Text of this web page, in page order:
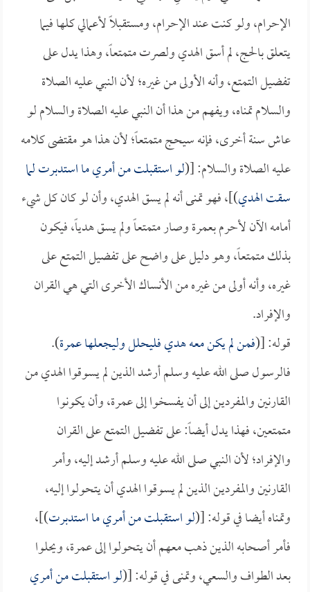
الإحرام، ولو كنت عند الإحرام، ومستقبلاً لأعمالي كلها فيما
يتعلق بالحج، لم أسق الهدي ولصرت متمتعاً، وهذا يدل على
تفضيل التمتع، وأنه الأولى من غيره؛ لأن النبي عليه الصلاة
والسلام تمناه، ويفهم من هذا أن النبي عليه الصلاة والسلام لو
عاش سنة أخرى، فإنه سيحج متمتعاً؛ لأن هذا هو مقتضى كلامه
عليه الصلاة والسلام: [(لو استقبلت من أمري ما استدبرت لما
سقت الهدي)]، فهو تمنى أنه لم يسق الهدي، وأن لو كان كل شيء
أمامه الآن لأحرم بعمرة وصار متمتعاً ولم يسق هدياً، فيكون
بذلك متمتعاً، وهو دليل على واضح على تفضيل التمتع على
غيره، وأنه أولى من غيره من الأنساك الأخرى التي هي القران
والإفراد.
قوله: [(فمن لم يكن معه هدي فليحلل وليجعلها عمرة).
فالرسول صلى الله عليه وسلم أرشد الذين لم يسوقوا الهدي من
القارنين والمفردين إلى أن يفسخوا إلى عمرة، وأن يكونوا
متمتعين، فهذا يدل أيضاً: على تفضيل التمتع على القران
والإفراد؛ لأن النبي صلى الله عليه وسلم أرشد إليه، وأمر
القارنين والمفردين الذين لم يسوقوا الهدي أن يتحولوا إليه،
وتمناه أيضا في قوله: [(لو استقبلت من أمري ما استدبرت)]،
فأمر أصحابه الذين ذهب معهم أن يتحولوا إلى عمرة، ويحلوا
بعد الطواف والسعي، وتمنى في قوله: [(لو استقبلت من أمري